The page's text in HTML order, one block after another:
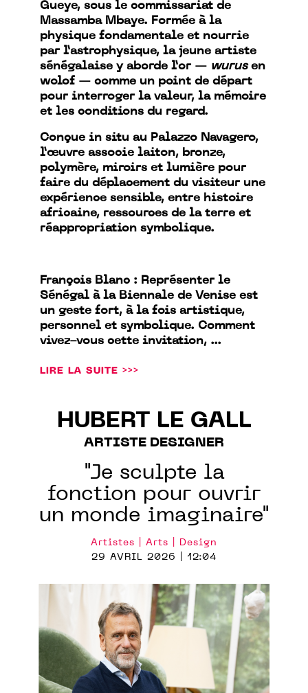
Gueye, sous le commissariat de
Massamba Mbaye. Formée à la
physique fondamentale et nourrie
par l’astrophysique, la jeune artiste
sénégalaise y aborde l’or — wurusen
wolof — comme un point de départ
pour interroger la valeur, la mémoire
et les conditions du regard.
Conçue in situ au Palazzo Navagero,
l’œuvre associe laiton, bronze,
polymère, miroirs et lumière pour
faire du déplacement du visiteur une
expérience sensible, entre histoire
africaine, ressources de la terre et
réappropriation symbolique.
François Blanc : Représenter le
Sénégal à la Biennale de Venise est
un geste fort, à la fois artistique,
personnel et symbolique. Comment
vivez-vous cette invitation, ...
LIRE LA SUITE >>>
HUBERT LE GALL
ARTISTE DESIGNER
"Je sculpte la
fonction pour ouvrir
un monde imaginaire"
Artistes | Arts | Design
29 AVRIL 2026 | 12:04